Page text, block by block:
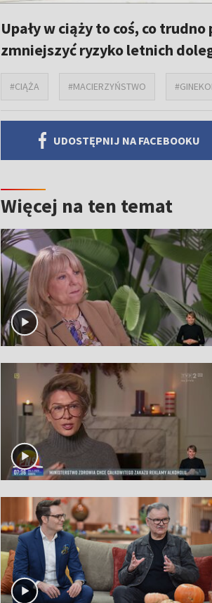
Upały w ciąży to coś, co
zmniejszyć ryzyko letnich
#CIĄŻA #MACIERZYŃSTWO
UDOSTĘPNIJ NA FACEBOOKU
Więcej na ten temat